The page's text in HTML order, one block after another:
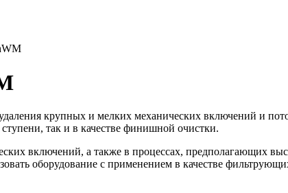
крупных и мелких механических включений и
так и в качестве финишной очистки.
включений, а также в процессах, предполагающих
оборудование с применением в качестве